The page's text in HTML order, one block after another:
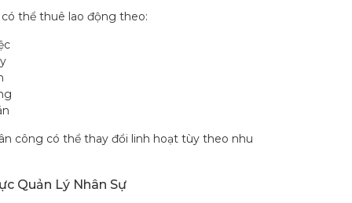
thể thuê lao động theo:
công có thể thay đổi linh hoạt tùy theo nhu
Quản Lý Nhân Sự